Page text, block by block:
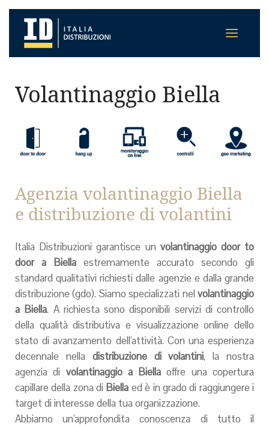
Volantinaggio Biella
Agenzia volantinaggio Biella
e distribuzione di volantini
Italia Distribuzioni garantisce un volantinaggio door to
door a Biella estremamente accurato secondo gli
standard qualitativi richiesti dalle agenzie e dalla grande
distribuzione (gdo). Siamo specializzati nel volantinaggio
a Biella. A richiesta sono disponibili servizi di controllo
della qualità distributiva e visualizzazione online dello
stato di avanzamento dell'attività. Con una esperienza
decennale nella distribuzione di volantini, la nostra
agenzia di volantinaggio aBiella offre una copertura
capillare della zona di Biella ed è in grado di raggiungere i
target di interesse della tua organizzazione.
Abbiamo un'approfondita conoscenza di tutto il